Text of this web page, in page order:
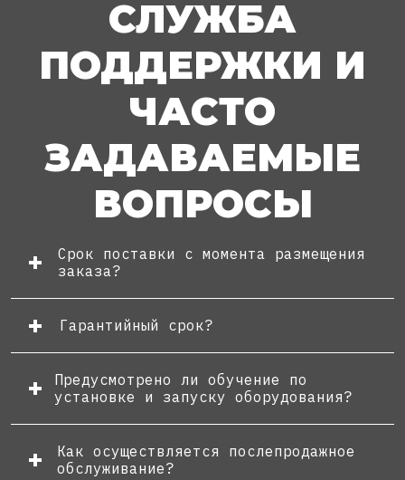
СЛУЖБА
ПОДДЕРЖКИ И
ЧАСТО
ЗАДАВАЕМЫЕ
ВОПРОСЫ
Срок поставки с момента размещения
заказа?
Гарантийный срок?
Предусмотрено ли обучение по
установке и запуску оборудования?
Как осуществляется послепродажное
обслуживание?